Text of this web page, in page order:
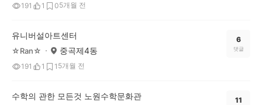
191 1 05개월 전
유니버설아트센터
☆Ran☆ 중곡제4동
191 1 1 5개월 전
6
댓글
수학의 관한 모든것 노원수학문화관 11